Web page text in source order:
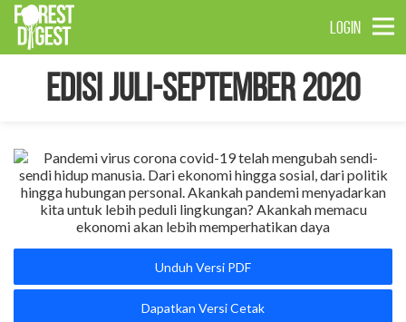
LOGIN
Edisi Juli-September 2020
Unduh Versi PDF
Dapatkan Versi Cetak